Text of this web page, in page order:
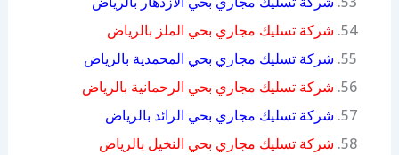
شركة تسليك مجاري بحي الملز بالرياض
شركة تسليك مجاري بحي المحمدية بالرياض
شركة تسليك مجاري بحي الرحمانية بالرياض
شركة تسليك مجاري بحي الرائد بالرياض
شركة تسليك مجاري بحي النخيل بالرياض